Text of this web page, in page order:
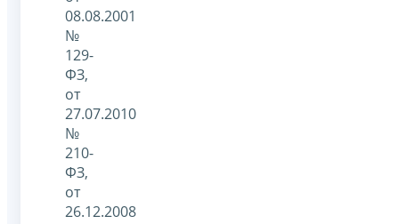
08.08.2001
№
129-
ФЗ,
от
27.07.2010
№
210-
ФЗ,
от
26.12.2008